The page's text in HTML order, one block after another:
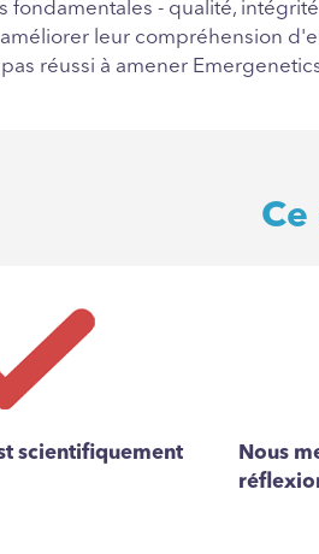
fondamentales - qualité,
leur compréhension
réussi à amener
scientifiquement
Nous